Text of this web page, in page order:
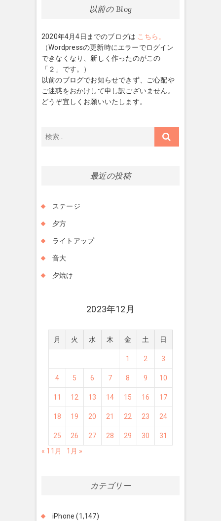
ョ
ン
以前の Blog
2020年4月4日までのブログは こちら。
（Wordpressの更新時にエラーでログイン
できなくなり、新しく作ったのがこの
「２」です。）
以前のブログでお知らせできず、ご心配や
ご迷惑をおかけして申し訳ございません。
どうぞ宜しくお願いいたします。
最近の投稿
ステージ
夕方
ライトアップ
音大
夕焼け
2023年12月
月 火 水 木 金 土 日
1 2 3
4 5 6 7 8 9 10
11 12 13 14 15 16 17
18 19 20 21 22 23 24
25 26 27 28 29 30
31
« 11月
1月 »
カテゴリー
iPhone (1,147)